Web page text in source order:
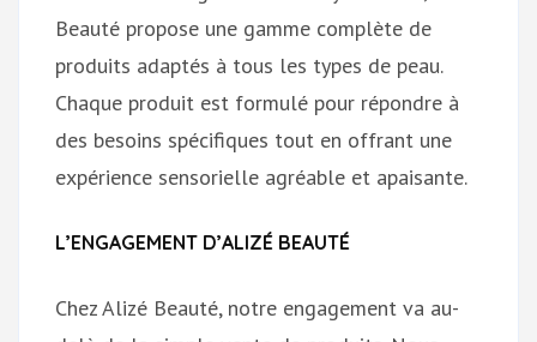
Beauté propose une gamme complète de
produits adaptés à tous les types de peau.
Chaque produit est formulé pour répondre à
des besoins spécifiques tout en offrant une
expérience sensorielle agréable et apaisante.
L’ENGAGEMENT D’ALIZÉ BEAUTÉ
Chez Alizé Beauté, notre engagement va au-